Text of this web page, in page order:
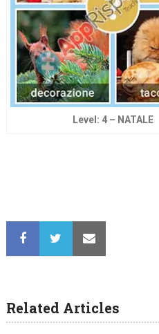
Level: 4 – NATALE
Related Articles